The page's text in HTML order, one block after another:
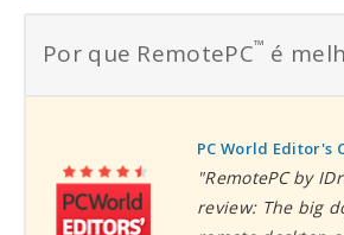
Por que RemotePC™ é
PC World Editor's
"RemotePC by
review: The big